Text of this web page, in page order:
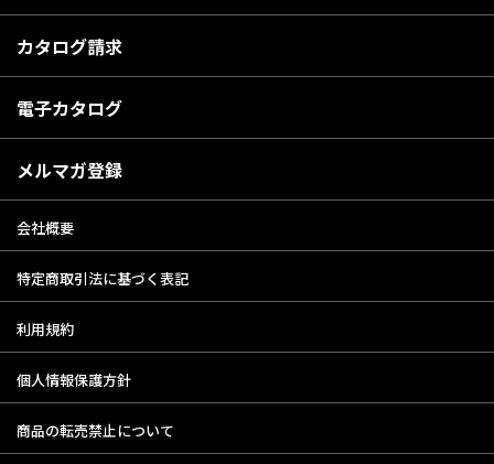
カタログ請求
電子カタログ
メルマガ登録
会社概要
特定商取引法に基づく表記
利用規約
個人情報保護方針
商品の転売禁止について